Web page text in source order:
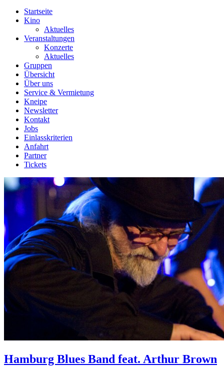
Startseite
Kino
Aktuelles
Veranstaltungen
Konzerte
Aktuelles
Gruppen
Übersicht
Über uns
Service & Vermietung
Kneipe
Newsletter
Kontakt
Jobs
Einlasskriterien
Anfahrt
Partner
Tickets
Hamburg Blues Band feat. Arthur Brown